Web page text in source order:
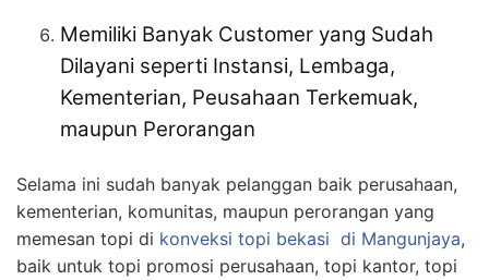
Memiliki Banyak Customer yang Sudah
Dilayani seperti Instansi, Lembaga,
Kementerian, Peusahaan Terkemuak,
maupun Perorangan
Selama ini sudah banyak pelanggan baik perusahaan,
kementerian, komunitas, maupun perorangan yang
memesan topi di konveksi topi bekasi di Mangunjaya,
baik untuk topi promosi perusahaan, topi kantor, topi